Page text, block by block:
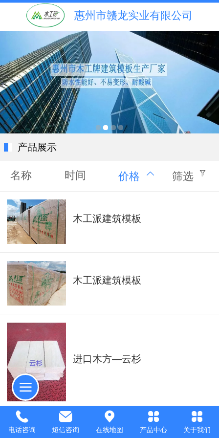
惠州市赣龙实业有限公司
产品展示
名称 时间 价格 筛选
木工派建筑模板
木工派建筑模板
进口木方—云杉
电话咨询 短信咨询 在线地图 产品中心 关于我们